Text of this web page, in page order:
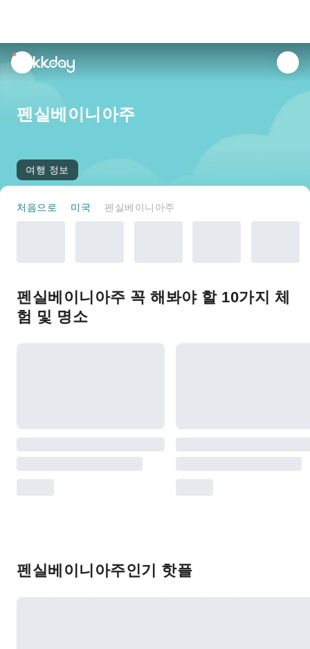
unread
notifications
펜실베이니아주
여행 정보
처음으로 미국 펜실베이니아주
펜실베이니아주 꼭 해봐야 할 10가지 체
험 및 명소
펜실베이니아주인기 핫플